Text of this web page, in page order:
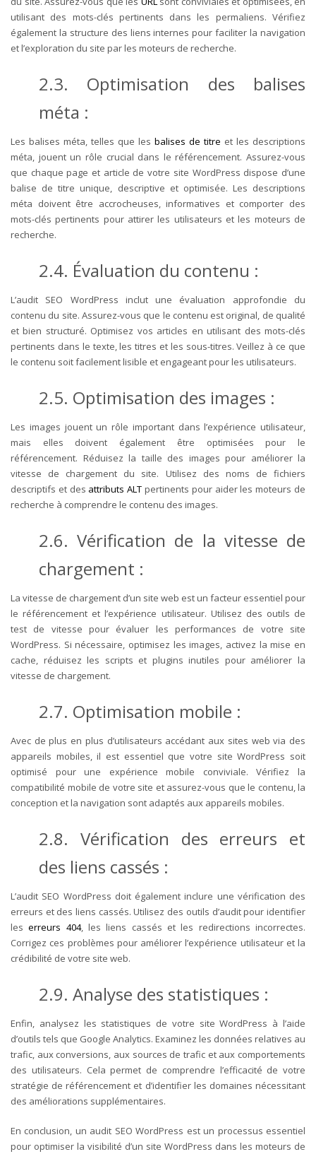
utilisant des mots-clés pertinents dans les permaliens. Vérifiez
également la structure des liens internes pour faciliter la navigation
et l’exploration du site par les moteurs de recherche.
2.3. Optimisation des balises
méta :
Les balises méta, telles que les balises de titre et les descriptions
méta, jouent un rôle crucial dans le référencement. Assurez-vous
que chaque page et article de votre site WordPress dispose d’une
balise de titre unique, descriptive et optimisée. Les descriptions
méta doivent être accrocheuses, informatives et comporter des
mots-clés pertinents pour attirer les utilisateurs et les moteurs de
recherche.
2.4. Évaluation du contenu :
L’audit SEO WordPress inclut une évaluation approfondie du
contenu du site. Assurez-vous que le contenu est original, de qualité
et bien structuré. Optimisez vos articles en utilisant des mots-clés
pertinents dans le texte, les titres et les sous-titres. Veillez à ce que
le contenu soit facilement lisible et engageant pour les utilisateurs.
2.5. Optimisation des images :
Les images jouent un rôle important dans l’expérience utilisateur,
mais elles doivent également être optimisées pour le
référencement. Réduisez la taille des images pour améliorer la
vitesse de chargement du site. Utilisez des noms de fichiers
descriptifs et des attributs ALT pertinents pour aider les moteurs de
recherche à comprendre le contenu des images.
2.6. Vérification de la vitesse de
chargement :
La vitesse de chargement d’un site web est un facteur essentiel pour
le référencement et l’expérience utilisateur. Utilisez des outils de
test de vitesse pour évaluer les performances de votre site
WordPress. Si nécessaire, optimisez les images, activez la mise en
cache, réduisez les scripts et plugins inutiles pour améliorer la
vitesse de chargement.
2.7. Optimisation mobile :
Avec de plus en plus d’utilisateurs accédant aux sites web via des
appareils mobiles, il est essentiel que votre site WordPress soit
optimisé pour une expérience mobile conviviale. Vérifiez la
compatibilité mobile de votre site et assurez-vous que le contenu, la
conception et la navigation sont adaptés aux appareils mobiles.
2.8. Vérification des erreurs et
des liens cassés :
L’audit SEO WordPress doit également inclure une vérification des
erreurs et des liens cassés. Utilisez des outils d’audit pour identifier
leserreurs 404, les liens cassés et les redirections incorrectes.
Corrigez ces problèmes pour améliorer l’expérience utilisateur et la
crédibilité de votre site web.
2.9. Analyse des statistiques :
Enfin, analysez les statistiques de votre site WordPress à l’aide
d’outils tels que Google Analytics. Examinez les données relatives au
trafic, aux conversions, aux sources de trafic et aux comportements
des utilisateurs. Cela permet de comprendre l’efficacité de votre
stratégie de référencement et d’identifier les domaines nécessitant
des améliorations supplémentaires.
En conclusion, un audit SEO WordPress est un processus essentiel
pour optimiser la visibilité d’un site WordPress dans les moteurs de